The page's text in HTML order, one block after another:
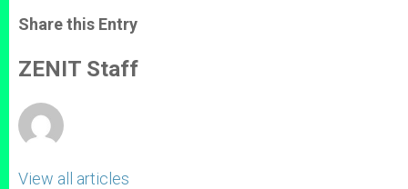
t
s
p
p
s
e
g
e
e
b
o
k
Share this Entry
ZENIT Staff
View all articles